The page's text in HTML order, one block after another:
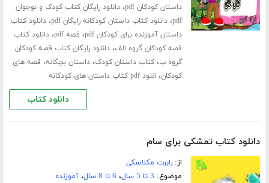
داستان کودکان pdf
،دانلود رایگان کتاب کودک و نوجوان
pdf،دانلود کتاب داستان کودکانه رایگان pdf ،دانلود کتاب
داستان آموزنده برای کودکان pdf
، قصه pdf ،دانلود کتاب
قصه کودکان گروه الف،دانلود رایگان کتاب قصه کودکان
گروه ب،کتاب داستان کودک،داستان بچگانه، قصه های
کودکان، انلود pdf کتاب داستان های کودکانه
دانلود کتاب
دانلود کتاب تمشکی برای سام
از:رابرت مکلاسکی
موضوع: 3 تا 5 سال ، 6 تا 8 سال ،آموزنده